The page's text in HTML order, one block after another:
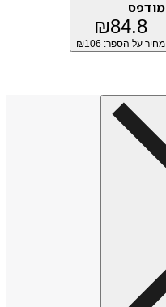
מודפס
₪84.8
מחיר על הספר: ₪ 106